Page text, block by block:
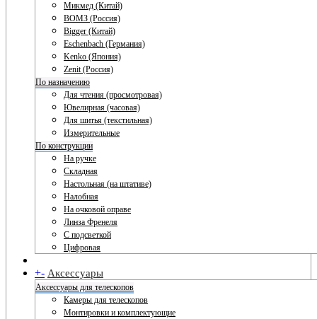
Микмед (Китай)
ВОМЗ (Россия)
Bigger (Китай)
Eschenbach (Германия)
Kenko (Япония)
Zenit (Россия)
По назначению
Для чтения (просмотровая)
Ювелирная (часовая)
Для шитья (текстильная)
Измерительные
По конструкции
На ручке
Складная
Настольная (на штативе)
Налобная
На очковой оправе
Линза Френеля
С подсветкой
Цифровая
+- Аксессуары
Аксессуары для телескопов
Камеры для телескопов
Монтировки и комплектующие